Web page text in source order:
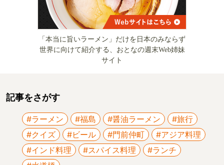
「本当に旨いラーメン」だけを日本のみならず
世界に向けて紹介する、おとなの週末Web姉妹
サイト
記事をさがす
#ラーメン #福島 #醤油ラーメン
#旅行
#クイズ
#ビール #門前仲町
#アジア料理
#インド料理
#スパイス料理
#ランチ